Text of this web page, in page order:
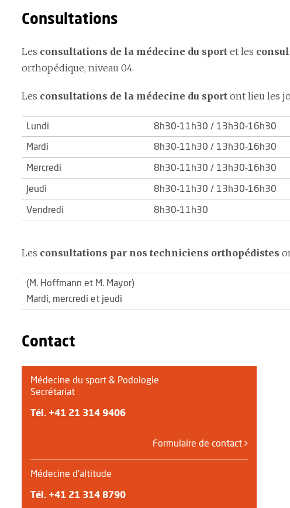
Consultations
Les consultations de la médecine du sport et les
orthopédique, niveau 04.
Les consultations de la médecine du sport ont lieu les
Lundi 8h30-11h30 / 13h30-16h30
Mardi 8h30-11h30 / 13h30-16h30
Mercredi 8h30-11h30 / 13h30-16h30
Jeudi 8h30-11h30 / 13h30-16h30
Vendredi 8h30-11h30
Les consultations par nos techniciens orthopédistes
(M. Hoffmann et M. Mayor)
Mardi, mercredi et jeudi
Contact
Médecine du sport & Podologie
Secrétariat
Tél. +41 21 314 9406
Formulaire de contact
Médecine d'altitude
Tél. +41 21 314 8790